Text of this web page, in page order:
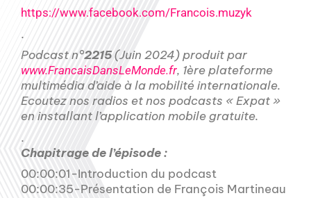
https://www.facebook.com/Francois.muzyk
.
Podcast n°2215(Juin 2024) produit par
www.FrancaisDansLeMonde.fr, 1ère plateforme
multimédia d’aide à la mobilité internationale.
Ecoutez nos radios et nos podcasts « Expat »
en installant l’application mobile gratuite.
.
Chapitrage de l’épisode :
00:00:01-Introduction du podcast
00:00:35-Présentation de François Martineau